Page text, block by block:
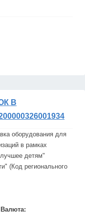
В
оборудования для
в рамках
лучшее детям"
(Код регионального
Валюта: